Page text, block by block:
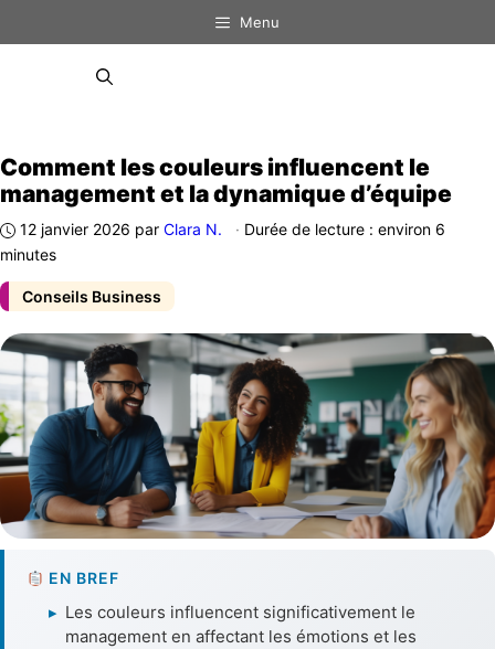
au
Menu
Conseils Business
Comment les couleurs influencent le
management et la dynamique d’équipe
12 janvier 2026 par Clara N. · Durée de lecture : environ 6
minutes
EN BREF
▸ Les couleurs influencent significativement le
management en affectant les émotions et les